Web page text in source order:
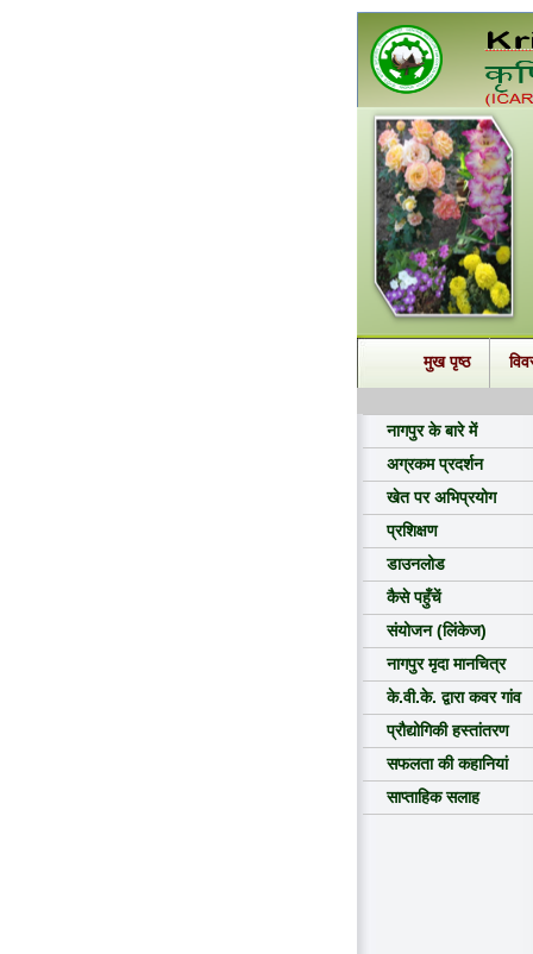
मुख पृष्ठ
नागपुर के बारे में
अग्रकम प्रदर्शन
खेत पर अभिप्रयोग
प्रशिक्षण
डाउनलोड
कैसे पहुँचें
संयोजन (लिंकेज)
नागपुर मृदा मानचित्र
के.वी.के. द्वारा कवर गांव
प्रौद्योगिकी हस्तांतरण
सफलता की कहानियां
साप्ताहिक सलाह